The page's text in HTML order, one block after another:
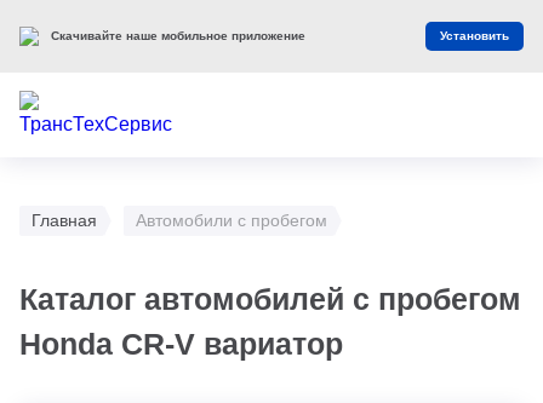
Главная Автомобили с пробегом
Каталог автомобилей с пробегом
Honda CR-V вариатор
Скачивайте наше мобильное приложение Установить